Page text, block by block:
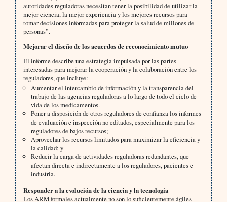
autoridades reguladoras necesitan tener la posibilidad de utilizar la
mejor ciencia, la mejor experiencia y los mejores recursos para
tomar decisiones informadas para proteger la salud de millones de
personas”.
Mejorar el diseño de los acuerdos de reconocimiento mutuo
El informe describe una estrategia impulsada por las partes
interesadas para mejorar la cooperación y la colaboración entre los
reguladores, que incluye:
Aumentar el intercambio de información y la transparencia del
trabajo de las agencias reguladoras a lo largo de todo el ciclo de
vida de los medicamentos.
Poner a disposición de otros reguladores de confianza los informes
de evaluación e inspección no editados, especialmente para los
reguladores de bajos recursos;
Aprovechar los recursos limitados para maximizar la eficiencia y
la calidad; y
Reducir la carga de actividades reguladoras redundantes, que
afectan directa e indirectamente a los reguladores, pacientes e
industria.
Responder a la evolución de la ciencia y la tecnología
Los ARM formales actualmente no son lo suficientemente ágiles